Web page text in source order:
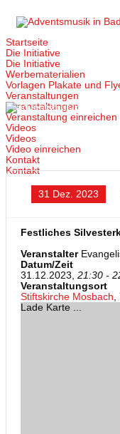
Inhalt
Startseite
Die Initiative
Die Initiative
Werbematerialien
Vorlagen Plakate und
Veranstaltungen
Veranstaltungen
Veranstaltung einreichen
Videos
Videos
Video einreichen
Kontakt
Kontakt
31 Dez. 2023
Festliches
Veranstalter
Datum/Zeit
31.12.2023, 21:30 -
Veranstaltungsort
Stiftskirche Mosbach,
Lade Karte ...